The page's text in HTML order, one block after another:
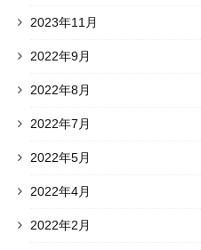
2023年11月
2022年9月
2022年8月
2022年7月
2022年5月
2022年4月
2022年2月